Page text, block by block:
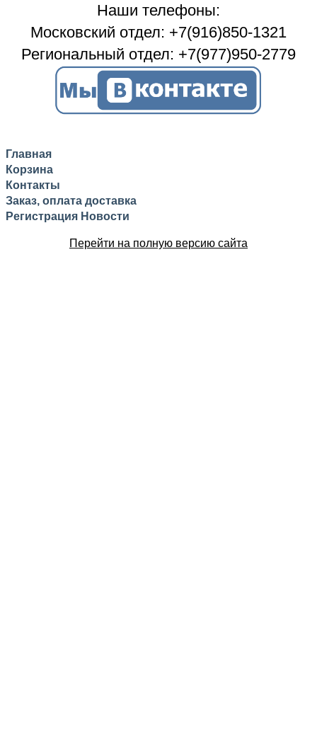
Наши телефоны:
Московский отдел: +7(916)850-1321
Региональный отдел: +7(977)950-2779
Главная
Корзина
Контакты
Заказ, оплата доставка
Регистрация Новости
Перейти на полную версию сайта